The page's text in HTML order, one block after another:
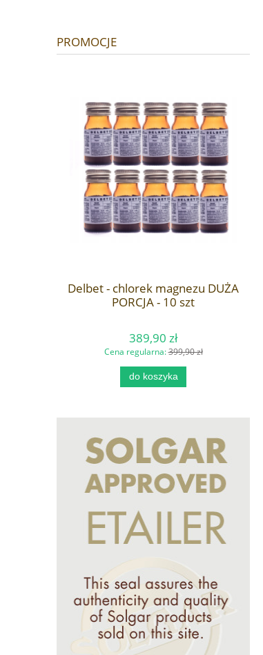
PROMOCJE
Delbet - chlorek magnezu DUŻA
PORCJA - 10 szt
389,90 zł
Cena regularna:399,90 zł
do koszyka